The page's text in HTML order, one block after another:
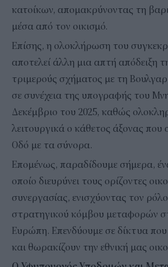
κατοίκων, απομακρύνοντας τη
μέσα από τον οικισμό.
Επίσης, η ολοκλήρωση του
αποτελεί άλλη μια απτή απόδειξη
τριμερούς σχήματος με τη
σε συνέχεια της υπογραφής του
Δεκέμβριο του 2025, καθώς
λειτουργικά ο κάθετος άξονας που
Οδό με τα σύνορα.
Επομένως, παραδίδουμε σήμερα,
οποίο διευρύνει τους ορίζοντες
συνεργασίας, ενισχύοντας τον
στρατηγικού κόμβου μεταφορών
Ευρώπη. Επενδύουμε σε δίκτυα
και θωρακίζουν την εθνική μας